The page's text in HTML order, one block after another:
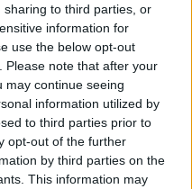
to third parties, or
information for
use the below opt-out
Please note that after your
may continue seeing
information utilized by
to third parties prior to
opt-out of the further
by third parties on the
This information may